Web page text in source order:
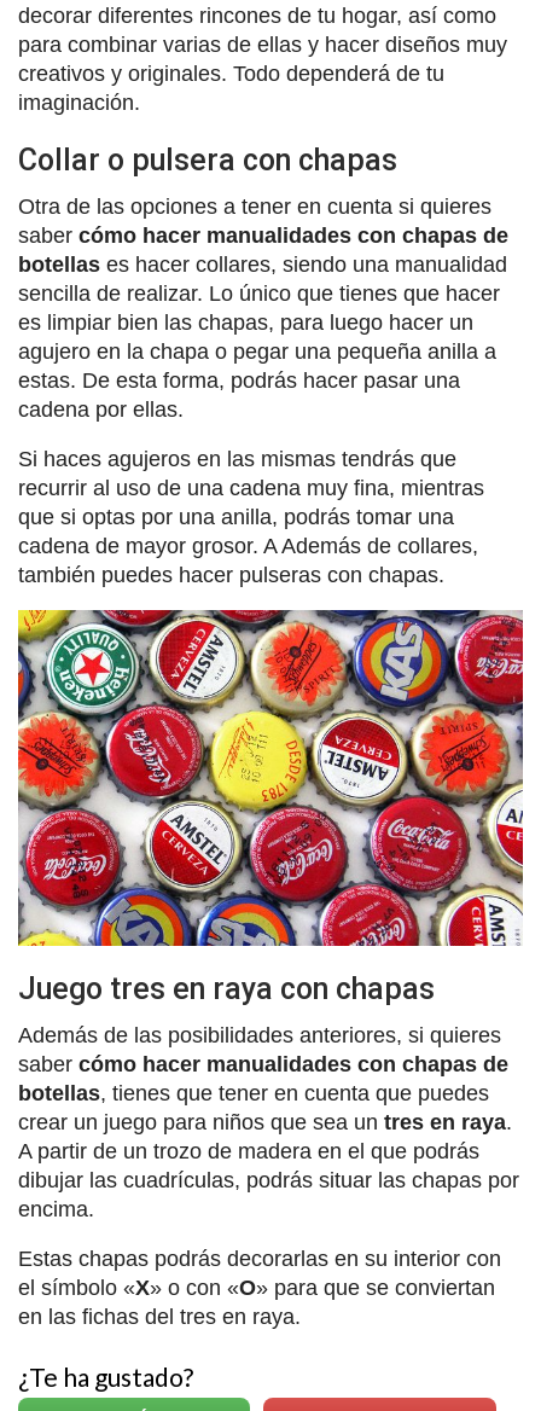
decorar diferentes rincones de tu hogar, así como
para combinar varias de ellas y hacer diseños muy
creativos y originales. Todo dependerá de tu
imaginación.
Collar o pulsera con chapas
Otra de las opciones a tener en cuenta si quieres
saber cómo hacer manualidades con chapas de
botellas es hacer collares, siendo una manualidad
sencilla de realizar. Lo único que tienes que hacer
es limpiar bien las chapas, para luego hacer un
agujero en la chapa o pegar una pequeña anilla a
estas. De esta forma, podrás hacer pasar una
cadena por ellas.
Si haces agujeros en las mismas tendrás que
recurrir al uso de una cadena muy fina, mientras
que si optas por una anilla, podrás tomar una
cadena de mayor grosor. A Además de collares,
también puedes hacer pulseras con chapas.
Juego tres en raya con chapas
Además de las posibilidades anteriores, si quieres
saber cómo hacer manualidades con chapas de
botellas, tienes que tener en cuenta que puedes
crear un juego para niños que sea un tres en raya.
A partir de un trozo de madera en el que podrás
dibujar las cuadrículas, podrás situar las chapas por
encima.
Estas chapas podrás decorarlas en su interior con
el símbolo «X» o con «O» para que se conviertan
en las fichas del tres en raya.
¿Te ha gustado?